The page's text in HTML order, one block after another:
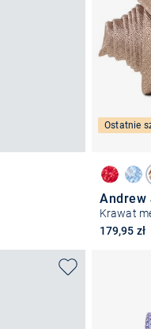
Ostatnie
Andrew
179,95 zł